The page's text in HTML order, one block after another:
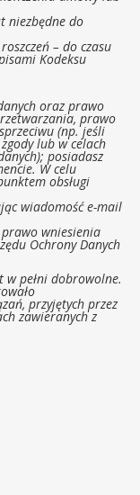
niezbędne do
– do czasu
Kodeksu
oraz prawo
prawo
(np. jeśli
lub w celach
posiadasz
W celu
obsługi
wiadomość e-mail
wniesienia
Ochrony Danych
w pełni dobrowolne.
przyjętych przez
zawieranych z